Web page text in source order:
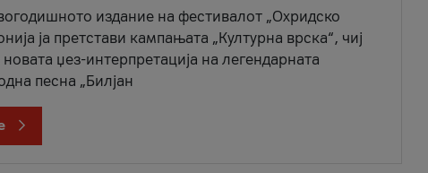
издание на фестивалот „Охридско
ја претстави кампањата „Културна врска“, чиј
џез-интерпретација на легендарната
песна „Билјан